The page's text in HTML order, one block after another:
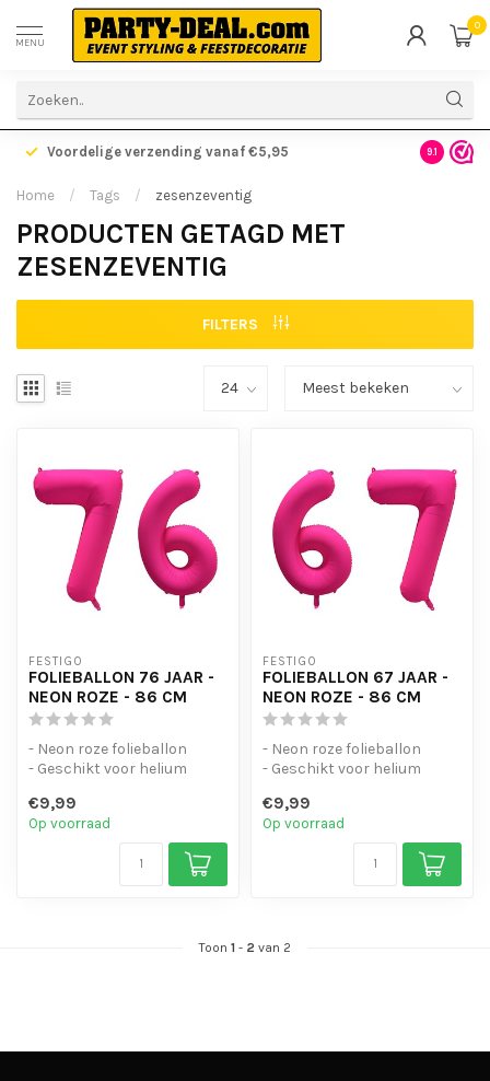
MENU
0
Voordelige verzending vanaf €5,95 Gratis
9.1
Home / Tags / zesenzeventig
PRODUCTEN GETAGD MET
ZESENZEVENTIG
FILTERS
FESTIGO
FOLIEBALLON 76 JAAR -
NEON ROZE - 86 CM
- Neon roze folieballon
- Geschikt voor helium
op te...
€9,99
Op voorraad
FESTIGO
FOLIEBALLON 67 JAAR -
NEON ROZE - 86 CM
- Neon roze folieballon
- Geschikt voor helium
op te...
€9,99
Op voorraad
Toon 1 - 2 van 2